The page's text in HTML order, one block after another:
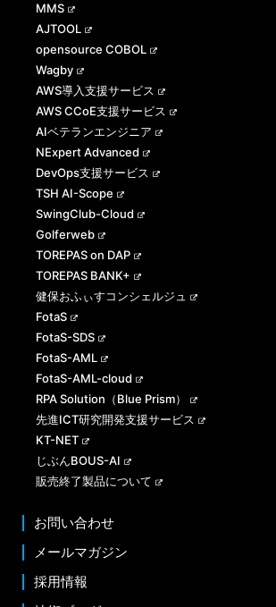
MMS
AJTOOL
opensource COBOL
Wagby
AWS導入支援サービス
AWS CCoE支援サービス
AIベテランエンジニア
NExpert Advanced
DevOps支援サービス
TSH AI-Scope
SwingClub-Cloud
Golferweb
TOREPAS on DAP
TOREPAS BANK+
健保おふぃすコンシェルジュ
FotaS
FotaS-SDS
FotaS-AML
FotaS-AML-cloud
RPA Solution（Blue Prism）
先進ICT研究開発支援サービス
KT-NET
じぶんBOUS-AI
販売終了製品について
お問い合わせ
メールマガジン
採用情報